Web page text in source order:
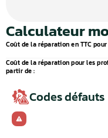
Calculateur
Coût de la réparation en TTC
Coût de la réparation pour les
partir de :
Codes défauts